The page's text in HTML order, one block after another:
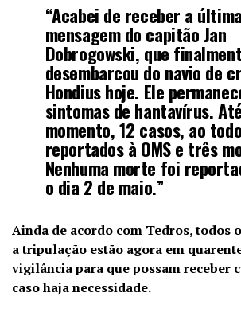
“Acabei de receber a última
mensagem do capitão Jan
Dobrogowski, que
desembarcou do navio de
Hondius hoje. Ele
sintomas de hantavírus.
momento, 12 casos, ao
reportados à OMS e três
Nenhuma morte foi
o dia 2 de maio.”
Ainda de acordo com Tedros, todos
a tripulação estão agora em
vigilância para que possam receber
caso haja necessidade.